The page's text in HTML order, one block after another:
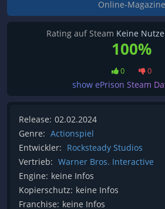
Online-Magazine
Rating auf Steam Keine
100%
0 0
show ePrison Steam
Release: 02.02.2024
Genre: Actionspiel
Entwickler: Rocksteady Studios
Vertrieb: Warner Bros. Interactive
Engine: keine Infos
Kopierschutz: keine Infos
Franchise: keine Infos